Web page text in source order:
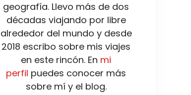
geografía. Llevo más de dos
décadas viajando por libre
alrededor del mundo y desde
2018 escribo sobre mis viajes
en este rincón. En mi
perfil puedes conocer más
sobre mí y el blog.